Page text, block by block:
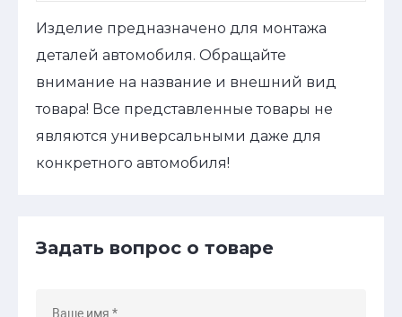
Изделие предназначено для монтажа
деталей автомобиля. Обращайте
внимание на название и внешний вид
товара! Все представленные товары не
являются универсальными даже для
конкретного автомобиля!
Задать вопрос о товаре